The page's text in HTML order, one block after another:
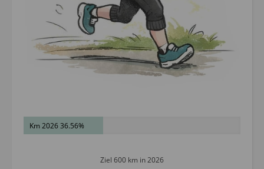
Km 2026 36.56%
Ziel 600 km in 2026